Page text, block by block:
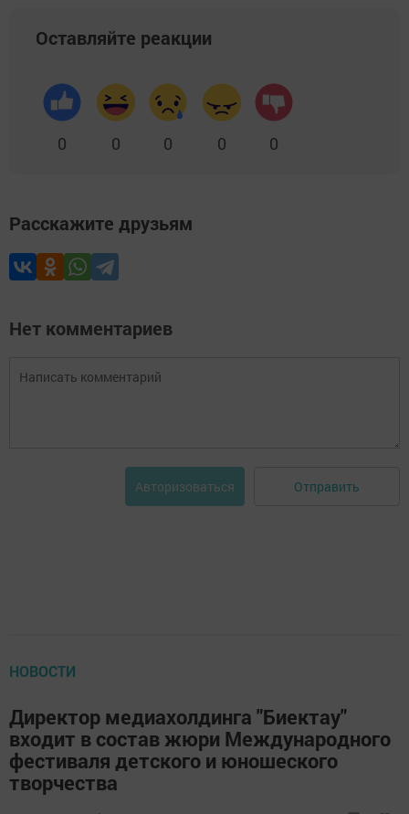
Оставляйте реакции
0 0 0 0 0
Расскажите друзьям
Нет комментариев
Авторизоваться Отправить
НОВОСТИ
Директор медиахолдинга "Биектау"
входит в состав жюри Международного
фестиваля детского и юношеского
творчества